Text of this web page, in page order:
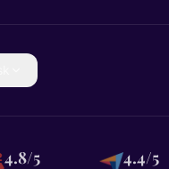
4.8/5 4.4/5